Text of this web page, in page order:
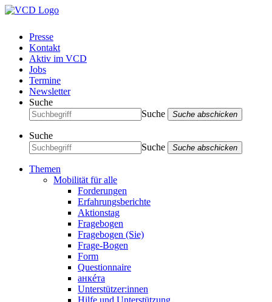
Presse
Kontakt
Aktiv im VCD
Jobs
Termine
Newsletter
Suche
Suche
Suche abschicken
Suche
Suche
Suche abschicken
Themen
Mobilität für alle
Forderungen
Erfahrungsberichte
Aktionstag
Fragebogen
Fragebogen (Sie)
Frage-Bogen
Form
Questionnaire
анкéта
Unterstützer:innen
Hilfe und Unterstützung